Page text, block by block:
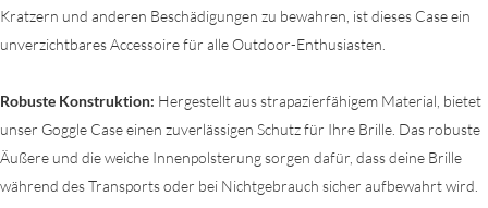
Kratzern und anderen Beschädigungen zu bewahren, ist dieses Case ein
unverzichtbares Accessoire für alle Outdoor-Enthusiasten.
Robuste Konstruktion: Hergestellt aus strapazierfähigem Material, bietet
unser Goggle Case einen zuverlässigen Schutz für Ihre Brille. Das robuste
Äußere und die weiche Innenpolsterung sorgen dafür, dass deine Brille
während des Transports oder bei Nichtgebrauch sicher aufbewahrt wird.